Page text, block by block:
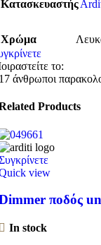
Κατασκευαστής
Χρώμα
το:
άνθρωποι
Products
view
ποδός
In stock